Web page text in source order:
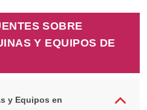
SOBRE
Y EQUIPOS DE
y Equipos en